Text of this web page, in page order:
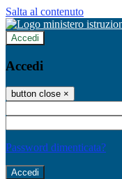
Salta al contenuto
Accedi
Accedi
button close ×
Password dimenticata?